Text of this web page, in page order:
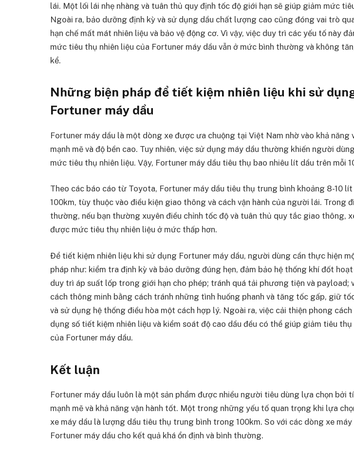
lái. Một lối lái nhẹ nhàng và tuân thủ quy định tốc độ giới hạn sẽ giúp giảm mức
Ngoài ra, bảo dưỡng định kỳ và sử dụng dầu chất lượng cao cũng đóng vai trò
hạn chế mất mát nhiên liệu và bảo vệ động cơ. Vì vậy, việc duy trì các yếu tố này
mức tiêu thụ nhiên liệu của Fortuner máy dầu vẫn ở mức bình thường và không
kể.
Những biện pháp để tiết kiệm nhiên liệu khi sử
Fortuner máy dầu
Fortuner máy dầu là một dòng xe được ưa chuộng tại Việt Nam nhờ vào khả năng
mạnh mẽ và độ bền cao. Tuy nhiên, việc sử dụng máy dầu thường khiến người
mức tiêu thụ nhiên liệu. Vậy, Fortuner máy dầu tiêu thụ bao nhiêu lít dầu trên mỗi
Theo các báo cáo từ Toyota, Fortuner máy dầu tiêu thụ trung bình khoảng 8-10 lít
100km, tùy thuộc vào điều kiện giao thông và cách vận hành của người lái. Trong
thường, nếu bạn thường xuyên điều chỉnh tốc độ và tuân thủ quy tắc giao thông,
được mức tiêu thụ nhiên liệu ở mức thấp hơn.
Để tiết kiệm nhiên liệu khi sử dụng Fortuner máy dầu, người dùng cần thực hiện
pháp như: kiểm tra định kỳ và bảo dưỡng đúng hẹn, đảm bảo hệ thống khí đốt
duy trì áp suất lốp trong giới hạn cho phép; tránh quá tải phương tiện và payload;
cách thông minh bằng cách tránh những tình huống phanh và tăng tốc gấp, giữ
và sử dụng hệ thống điều hòa một cách hợp lý. Ngoài ra, việc cải thiện phong
dụng số tiết kiệm nhiên liệu và kiểm soát độ cao dầu đều có thể giúp giảm tiêu thụ
của Fortuner máy dầu.
Kết luận
Fortuner máy dầu luôn là một sản phẩm được nhiều người tiêu dùng lựa chọn bởi
mạnh mẽ và khả năng vận hành tốt. Một trong những yếu tố quan trọng khi lựa
xe máy dầu là lượng dầu tiêu thụ trung bình trong 100km. So với các dòng xe máy
Fortuner máy dầu cho kết quả khá ổn định và bình thường.